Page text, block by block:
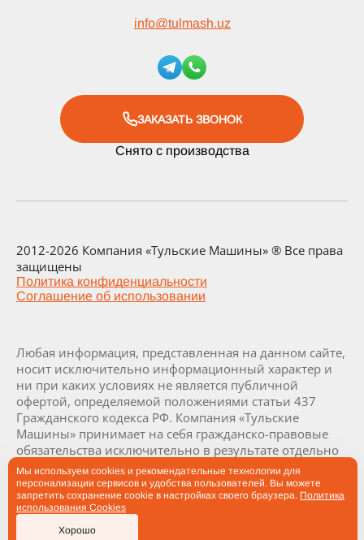
info@tulmash.uz
ЗАКАЗАТЬ ЗВОНОК
Снято с производства
2012-2026 Компания «Тульские Машины» ® Все права
защищены
Политика конфиденциальности
Соглашение об использовании
Любая информация, представленная на данном сайте,
носит исключительно информационный характер и
ни при каких условиях не является публичной
офертой, определяемой положениями статьи 437
Гражданского кодекса РФ. Компания «Тульские
Машины» принимает на себя гражданско-правовые
обязательства исключительно в результате отдельно
и специально совершенных сделок. Визуализация и
комплектация заводов и их составляющих являются
проектными и могут быть изменены в ходе
производства заводов по согласованию с заказчиком.
Мы используем cookies и рекомендательные технологии для
персонализации сервисов и удобства пользователей. Вы можете
запретить сохранение cookie в настройках своего браузера. Политика
использования Cookies
Хорошо